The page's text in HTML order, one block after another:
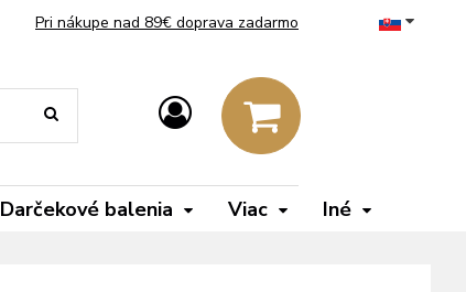
Pri nákupe nad 89€ doprava zadarmo
Darčekové balenia Viac Iné